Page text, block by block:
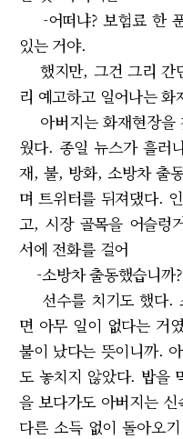
-어떠냐? 보험료 한
있는 거야.
했지만, 그건 그리 간
리 예고하고 일어나는
아버지는 화재현장을
웠다. 종일 뉴스가 흘러
재, 불, 방화, 소방차
며 트위터를 뒤져댔다.
고, 시장 골목을 어슬렁
서에 전화를 걸어
-소방차 출동했습니까?
선수를 치기도 했다.
면 아무 일이 없다는 거
불이 났다는 뜻이니까.
도 놓치지 않았다. 밥을
을 보다가도 아버지는
다른 소득 없이 돌아오